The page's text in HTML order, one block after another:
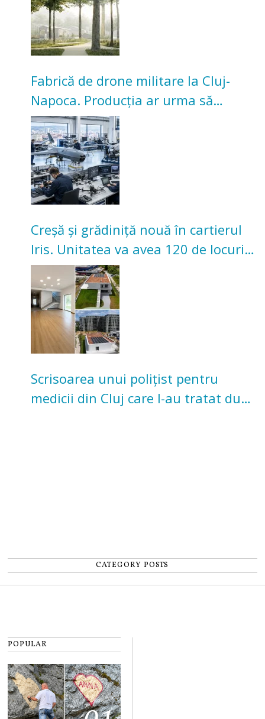
Fabrică de drone militare la Cluj-
Napoca. Producția ar urma să
înceapă în toamna acestui an
Creșă și grădiniță nouă în cartierul
Iris. Unitatea va avea 120 de locuri
pentru copii
Scrisoarea unui polițist pentru
medicii din Cluj care l-au tratat după
CATEGORY POSTS
POPULAR